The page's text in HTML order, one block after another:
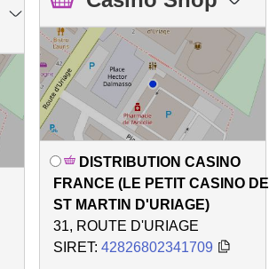
DISTRIBUTION CASINO
FRANCE (LE PETIT CASINO DE
ST MARTIN D'URIAGE)
31, ROUTE D'URIAGE
SIRET: 42826802341709